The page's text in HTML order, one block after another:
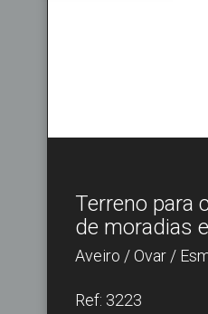
Terreno para
de moradias
Aveiro / Ovar /
Ref: 3223